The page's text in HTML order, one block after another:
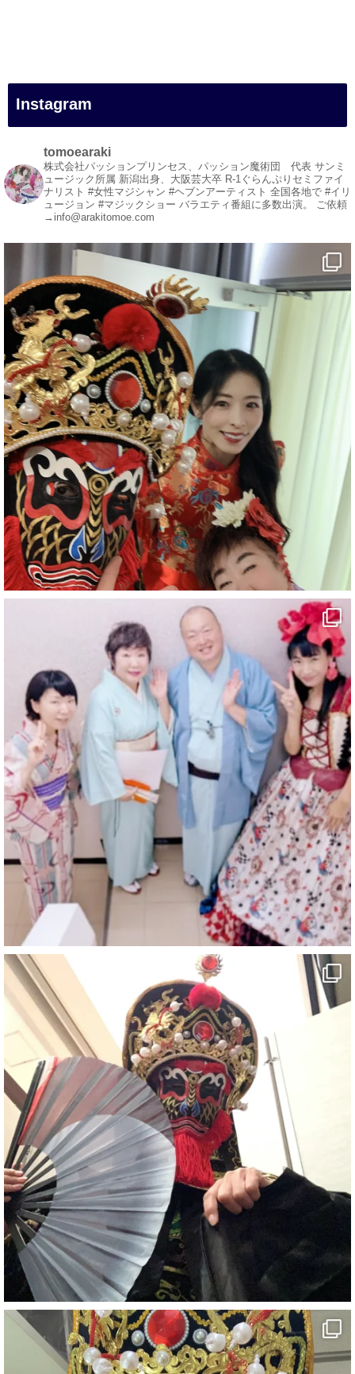
#白浜町
#変面ショー
#イベント
#宴会
#余興
1 5 X
マジシャン派遣 パッションプリンセス【公式】
@comedy_illusion · 5 8月
お疲れ様です
YouTubeを更新しました
https://youtu.be/9Vo2WgtDLME @YouTube
#企業公式がお疲れ様を言い合う
#チャンネル登録おねがいします
#愛媛県
#新居浜市
#幸福駅
#別子銅山
#鉱山観光列車
#四国
#愛媛観光
#旅行
#旅行動画
#一人旅
#観光スポット
#旅行好きと繋がりたい
7 X
マジシャン派遣 パッションプリンセス【公式】
@comedy_illusion · 4 8月
お疲れ様です
ブログ更新しました
「マジシャン和歌山旅 白浜町・三段壁洞窟」
#企業公式がお疲れ様を言い合う
#旅行好きな人と繋がりたい
#一人旅
#女性マジシャン
#出張マジック
#マジシャン派遣
#イリュージョン
#和歌山県
#白浜町
#変面ショー
#イベント
#宴会
#余興
2 X
さらに読み込む
Instagram
tomoearaki
株式会社パッションプリンセス、パッション魔術団 代表 サンミ
ュージック所属 新潟出身、大阪芸大卒 R-1ぐらんぷりセミファイ
ナリスト #女性マジシャン #ヘブンアーティスト 全国各地で #イリ
ュージョン #マジックショー バラエティ番組に多数出演。 ご依頼
→info@arakitomoe.com